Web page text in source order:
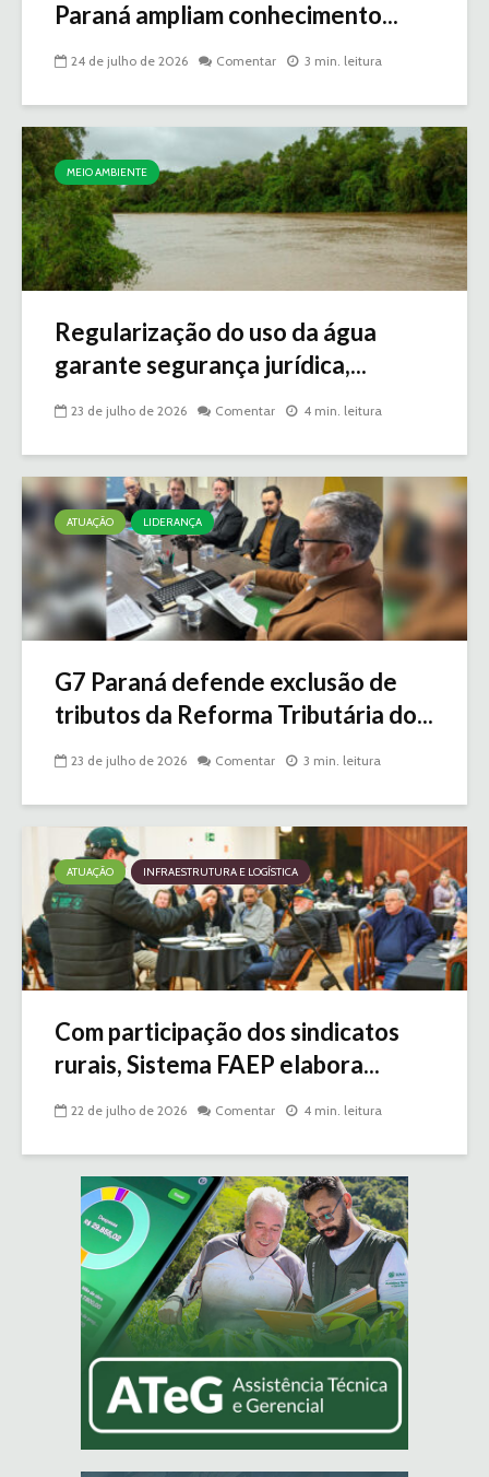
Paraná ampliam conhecimento...
24 de julho de 2026 Comentar 3 min. leitura
MEIO AMBIENTE
Regularização do uso da água
garante segurança jurídica,...
23 de julho de 2026 Comentar 4 min. leitura
ATUAÇÃO LIDERANÇA
G7 Paraná defende exclusão de
tributos da Reforma Tributária do...
23 de julho de 2026 Comentar 3 min. leitura
ATUAÇÃO INFRAESTRUTURA E LOGÍSTICA
Com participação dos sindicatos
rurais, Sistema FAEP elabora...
22 de julho de 2026 Comentar 4 min. leitura